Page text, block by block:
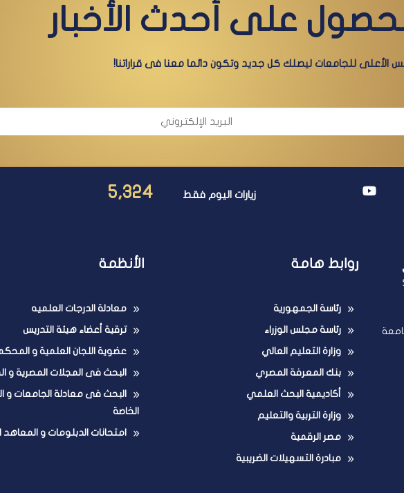
على أحدث الأخبار
الأعلى للجامعات ليصلك كل جديد وتكون دائما معنا فى قراراتنا!
زيارات اليوم فقط 5,324
روابط هامة
رئاسة الجمهورية
رئاسة مجلس الوزراء
وزارة التعليم العالي
بنك المعرفة المصري
أكاديمية البحث العلمي
وزارة التربية والتعليم
مصر الرقمية
مبادرة التسهيلات الضريبية
الأنظمة
معادلة الدرجات العلميه
ترقية أعضاء هيئة التدريس
عضوية اللجان العلمية و
البحث فى المجلات المصرية و
البحث فى معادلة الجامعات و
الخاصة
امتحانات الدبلومات و المعاهد